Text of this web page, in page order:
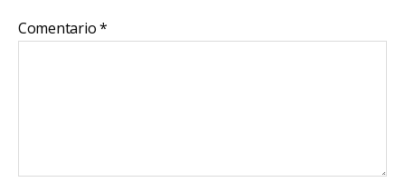
Comentario*